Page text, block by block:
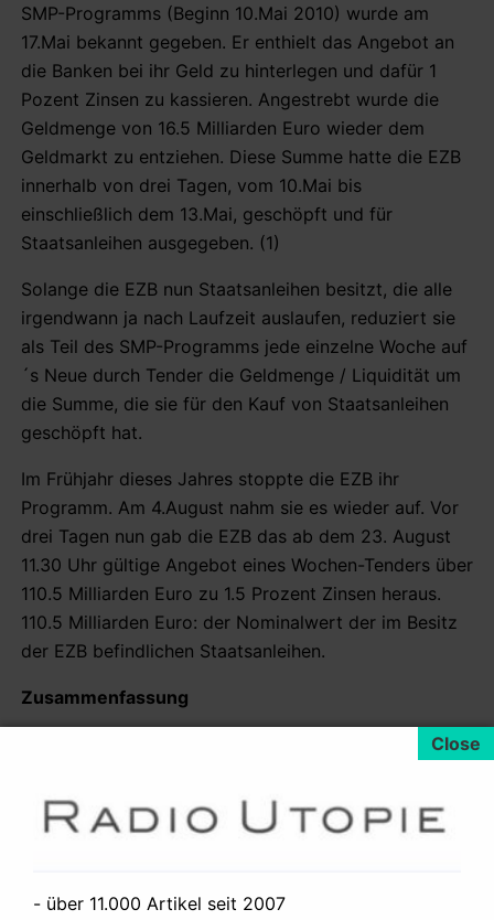
SMP-Programms (Beginn 10.Mai 2010) wurde am
17.Mai bekannt gegeben. Er enthielt das Angebot an
die Banken bei ihr Geld zu hinterlegen und dafür 1
Pozent Zinsen zu kassieren. Angestrebt wurde die
Geldmenge von 16.5 Milliarden Euro wieder dem
Geldmarkt zu entziehen. Diese Summe hatte die EZB
innerhalb von drei Tagen, vom 10.Mai bis
einschließlich dem 13.Mai, geschöpft und für
Staatsanleihen ausgegeben. (1)
Solange die EZB nun Staatsanleihen besitzt, die alle
irgendwann ja nach Laufzeit auslaufen, reduziert sie
als Teil des SMP-Programms jede einzelne Woche auf
´s Neue durch Tender die Geldmenge / Liquidität um
die Summe, die sie für den Kauf von Staatsanleihen
geschöpft hat.
Im Frühjahr dieses Jahres stoppte die EZB ihr
Programm. Am 4.August nahm sie es wieder auf. Vor
drei Tagen nun gab die EZB das ab dem 23. August
11.30 Uhr gültige Angebot eines Wochen-Tenders über
110.5 Milliarden Euro zu 1.5 Prozent Zinsen heraus.
110.5 Milliarden Euro: der Nominalwert der im Besitz
der EZB befindlichen Staatsanleihen.
Zusammenfassung
Die EZB macht durch diese Staatsanleihen-Aufkäufe
befindliche) Geldmenge. Jegliche Bewertung des
Geldsystems an sich, sowie das übliche Eindreschen
- über 11.000 Artikel seit 2007